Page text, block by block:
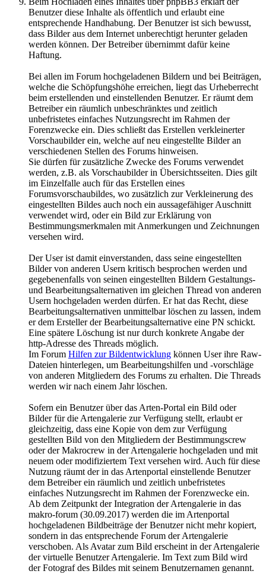
Benutzer diese Inhalte als öffentlich und erlaubt eine
entsprechende Handhabung. Der Benutzer ist sich bewusst,
dass Bilder aus dem Internet unberechtigt herunter geladen
werden können. Der Betreiber übernimmt dafür keine
Haftung.
Bei allen im Forum hochgeladenen Bildern und bei Beiträgen,
welche die Schöpfungshöhe erreichen, liegt das Urheberrecht
beim erstellenden und einstellenden Benutzer. Er räumt dem
Betreiber ein räumlich unbeschränktes und zeitlich
unbefristetes einfaches Nutzungsrecht im Rahmen der
Forenzwecke ein. Dies schließt das Erstellen verkleinerter
Vorschaubilder ein, welche auf neu eingestellte Bilder an
verschiedenen Stellen des Forums hinweisen.
Sie dürfen für zusätzliche Zwecke des Forums verwendet
werden, z.B. als Vorschaubilder in Übersichtsseiten. Dies gilt
im Einzelfalle auch für das Erstellen eines
Forumsvorschaubildes, wo zusätzlich zur Verkleinerung des
eingestellten Bildes auch noch ein aussagefähiger Auschnitt
verwendet wird, oder ein Bild zur Erklärung von
Bestimmungsmerkmalen mit Anmerkungen und Zeichnungen
versehen wird.
Der User ist damit einverstanden, dass seine eingestellten
Bilder von anderen Usern kritisch besprochen werden und
gegebenenfalls von seinen eingestellten Bildern Gestaltungs-
und Bearbeitungsalternativen im gleichen Thread von anderen
Usern hochgeladen werden dürfen. Er hat das Recht, diese
Bearbeitungsalternativen unmittelbar löschen zu lassen, indem
er dem Ersteller der Bearbeitungsalternative eine PN schickt.
Eine spätere Löschung ist nur durch konkrete Angabe der
http-Adresse des Threads möglich.
Im Forum Hilfen zur Bildentwicklung können User ihre Raw-
Dateien hinterlegen, um Bearbeitungshilfen und -vorschläge
von anderen Mitgliedern des Forums zu erhalten. Die Threads
werden wir nach einem Jahr löschen.
Sofern ein Benutzer über das Arten-Portal ein Bild oder
Bilder für die Artengalerie zur Verfügung stellt, erlaubt er
gleichzeitig, dass eine Kopie von dem zur Verfügung
gestellten Bild von den Mitgliedern der Bestimmungscrew
oder der Makrocrew in der Artengalerie hochgeladen und mit
neuem oder modifiziertem Text versehen wird. Auch für diese
Nutzung räumt der in das Artenportal einstellende Benutzer
dem Betreiber ein räumlich und zeitlich unbefristetes
einfaches Nutzungsrecht im Rahmen der Forenzwecke ein.
Ab dem Zeitpunkt der Integration der Artengalerie in das
makro-forum (30.09.2017) werden die im Artenportal
hochgeladenen Bildbeiträge der Benutzer nicht mehr kopiert,
sondern in das entsprechende Forum der Artengalerie
verschoben. Als Avatar zum Bild erscheint in der Artengalerie
der virtuelle Benutzer Artengalerie. Im Text zum Bild wird
der Fotograf des Bildes mit seinem Benutzernamen genannt.